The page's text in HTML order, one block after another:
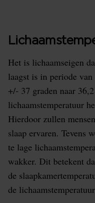
Het is lichaamseigen
laagst is in periode
+/- 37 graden naar
lichaamstemperatuur
Hierdoor zullen
slaap ervaren. Tevens
te lage
wakker. Dit betekent
de
de